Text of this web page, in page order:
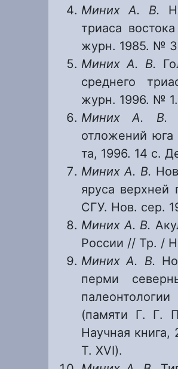
Миних А. В.
триаса
журн. 1985. №
Миних А. В.
среднего
журн. 1996. № 1.
Миних А. В.
отложений
та, 1996. 14 с.
Миних А. В.
яруса
СГУ. Нов. сер.
Миних А. В.
России // Тр. /
Миних А. В.
перми
(памяти Г. Г.
Научная
Т. XVI).